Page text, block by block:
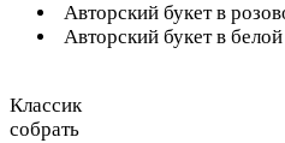
Авторский букет в
Авторский букет в
Классик
собрать